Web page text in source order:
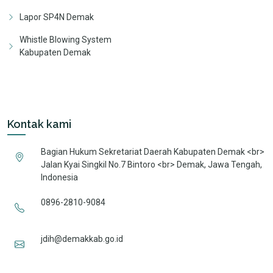
Lapor SP4N Demak
Whistle Blowing System
Kabupaten Demak
Kontak kami
Bagian Hukum Sekretariat Daerah Kabupaten Demak <br>
Jalan Kyai Singkil No.7 Bintoro <br> Demak, Jawa Tengah,
Indonesia
0896-2810-9084
jdih@demakkab.go.id